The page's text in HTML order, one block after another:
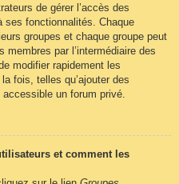
de gérer l’accès des
ses fonctionnalités. Chaque
groupes et chaque groupe peut
par l’intermédiaire des
modifier rapidement les
fois, telles qu’ajouter des
un forum privé.
et comment les